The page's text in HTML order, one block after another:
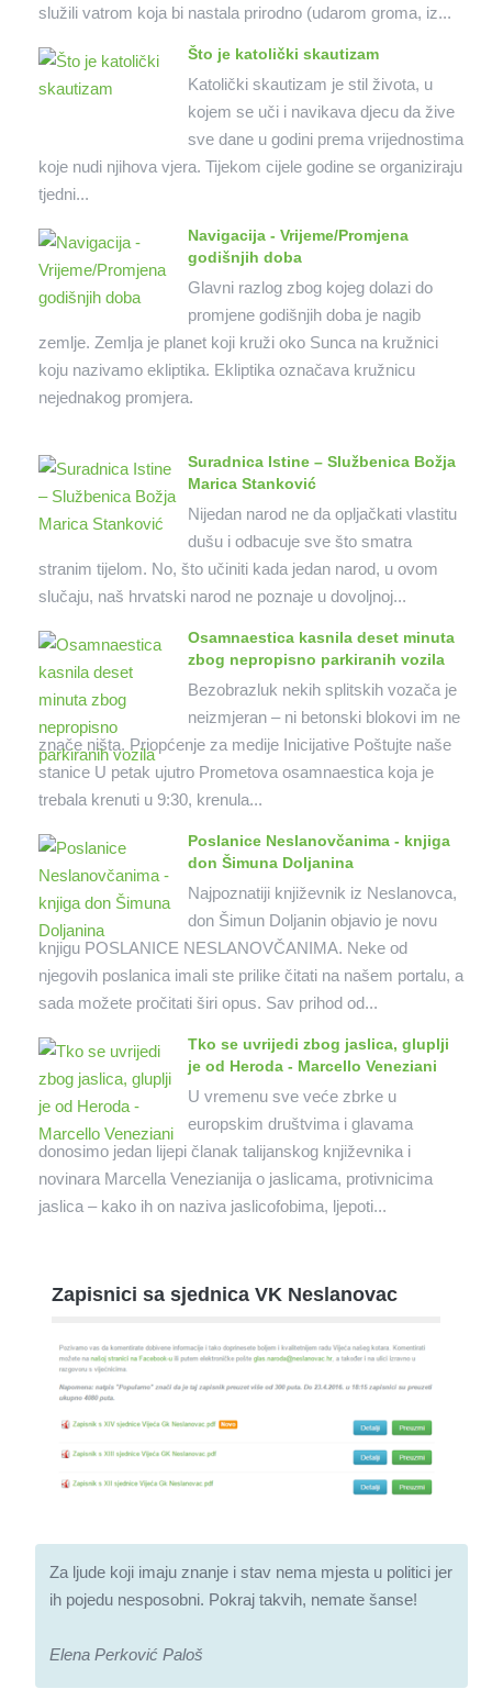
služili vatrom koja bi nastala prirodno (udarom groma, iz...
Što je katolički skautizam
Katolički skautizam je stil života, u
kojem se uči i navikava djecu da žive
sve dane u godini prema vrijednostima
koje nudi njihova vjera. Tijekom cijele godine se organiziraju
tjedni...
Navigacija - Vrijeme/Promjena
godišnjih doba
Glavni razlog zbog kojeg dolazi do
promjene godišnjih doba je nagib
zemlje. Zemlja je planet koji kruži oko Sunca na kružnici
koju nazivamo ekliptika. Ekliptika označava kružnicu
nejednakog promjera.
Suradnica Istine – Službenica Božja
Marica Stanković
Nijedan narod ne da opljačkati vlastitu
dušu i odbacuje sve što smatra
stranim tijelom. No, što učiniti kada jedan narod, u ovom
slučaju, naš hrvatski narod ne poznaje u dovoljnoj...
Osamnaestica kasnila deset minuta
zbog nepropisno parkiranih vozila
Bezobrazluk nekih splitskih vozača je
neizmjeran – ni betonski blokovi im ne
znače ništa. Priopćenje za medije Inicijative Poštujte naše
stanice U petak ujutro Prometova osamnaestica koja je
trebala krenuti u 9:30, krenula...
Poslanice Neslanovčanima - knjiga
don Šimuna Doljanina
Najpoznatiji književnik iz Neslanovca,
don Šimun Doljanin objavio je novu
knjigu POSLANICE NESLANOVČANIMA. Neke od
njegovih poslanica imali ste prilike čitati na našem portalu, a
sada možete pročitati širi opus. Sav prihod od...
Tko se uvrijedi zbog jaslica, gluplji
je od Heroda - Marcello Veneziani
U vremenu sve veće zbrke u
europskim društvima i glavama
donosimo jedan lijepi članak talijanskog književnika i
novinara Marcella Venezianija o jaslicama, protivnicima
jaslica – kako ih on naziva jaslicofobima, ljepoti...
Zapisnici sa sjednica VK Neslanovac
Za ljude koji imaju znanje i stav nema mjesta u politici jer
ih pojedu nesposobni. Pokraj takvih, nemate šanse!
Elena Perković Paloš